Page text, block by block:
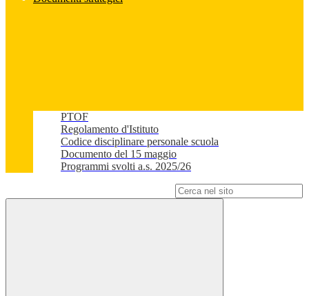
PTOF
Regolamento d'Istituto
Codice disciplinare personale scuola
Documento del 15 maggio
Programmi svolti a.s. 2025/26